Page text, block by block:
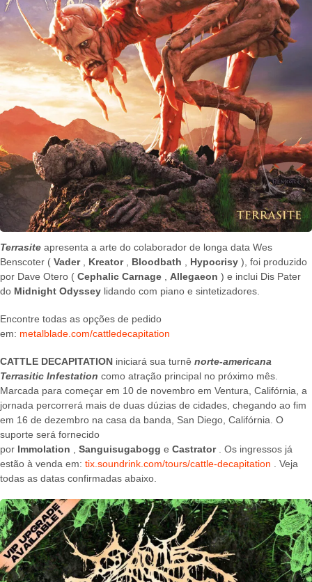
Terrasite apresenta a arte do colaborador de longa data Wes
Benscoter ( Vader, Kreator, Bloodbath Hypocrisy ), foi produzido
por Dave Otero ( Cephalic Carnage Allegaeon ) e inclui Dis Pater
do Midnight Odyssey lidando com piano e sintetizadores.
Encontre todas as opções de pedido
em: metalblade.com/cattledecapitation
CATTLE DECAPITATION iniciará sua turnê norte-americana
Terrasitic Infestation como atração principal no próximo mês.
Marcada para começar em 10 de novembro em Ventura, Califórnia, a
jornada percorrerá mais de duas dúzias de cidades, chegando ao fim
em 16 de dezembro na casa da banda, San Diego, Califórnia. O
suporte será fornecido
por Immolation , Sanguisugabogg e Castrator. Os ingressos já
estão à venda em: tix.soundrink.com/tours/cattle-decapitation . Veja
todas as datas confirmadas abaixo.